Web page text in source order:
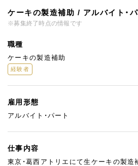
ケーキの製造補助 / アルバイト・
※募集終了時点の情報です
職種
ケーキの製造補助
経験者
雇用形態
アルバイト・パート
仕事内容
東京・葛西アトリエにて生ケーキの製造